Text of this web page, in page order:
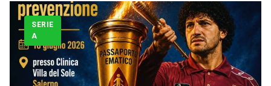
La Redazione
→
SERIE
A